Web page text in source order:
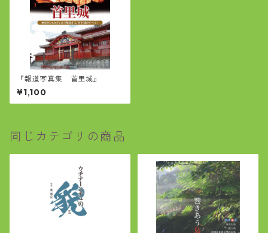
『報道写真集 首里城』
¥1,100
同じカテゴリの商品